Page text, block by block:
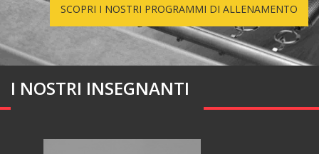
SCOPRI I NOSTRI PROGRAMMI DI ALLENAMENTO
I NOSTRI INSEGNANTI